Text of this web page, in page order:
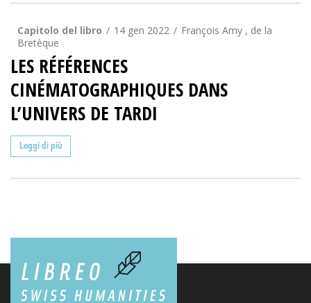
Capitolo del libro 14 gen 2022
François Amy , de la
Bretèque
LES RÉFÉRENCES
CINÉMATOGRAPHIQUES DANS
L’UNIVERS DE TARDI
Leggi di più